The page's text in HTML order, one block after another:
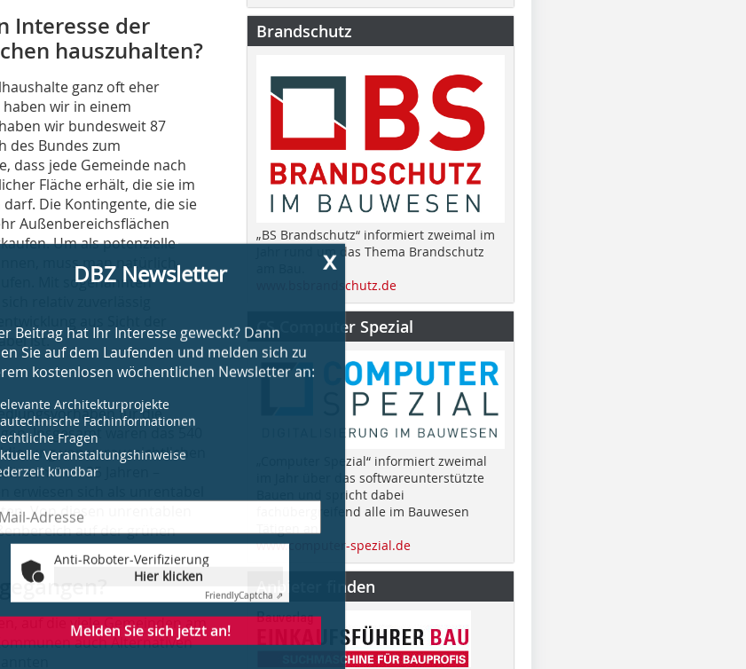
Interesse der
hauszuhalten?
ganz oft eher
wir in einem
wir bundesweit 87
des Bundes zum
dass jede Gemeinde nach
Fläche erhält, die sie im
Die Kontingente, die sie
Außenbereichsflächen
Um als potenzielle
muss man natürlich
Mit sogenannten
relativ zuverlässig
aus Sicht der
ist.
für die
Insgesamt waren das 540
von voraussichtlichen
von 25 Jahren –
sich als unrentabel
Von diesen unrentablen
auf der grünen
auf die viele Gemeinden am
auch Alternativen
DBZ Newsletter
Beitrag hat Ihr Interesse geweckt? Dann
Sie auf dem Laufenden und melden sich zu
kostenlosen wöchentlichen Newsletter an:
Architekturprojekte
Fachinformationen
Fragen
kündbar
Anti-Roboter-Verifizierung
Hier klicken
Melden Sie sich jetzt an!
Hinweise: Datenschutz, Analyse, Widerruf
Brandschutz
„BS Brandschutz“ informiert zweimal im
Jahr rund um das Thema Brandschutz
www.bsbrandschutz.de
CS Computer Spezial
„Computer Spezial“ informiert zweimal
im Jahr über das softwareunterstützte
Bauen und spricht dabei
fachübergreifend alle im Bauwesen
Tätigen an.
www.computer-spezial.de
Anbieter finden